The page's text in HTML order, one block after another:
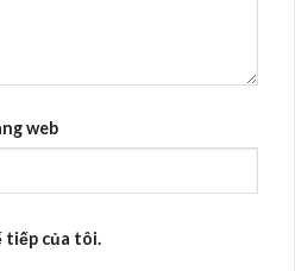
web
tiếp của tôi.